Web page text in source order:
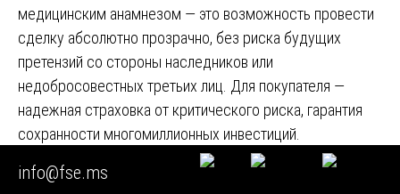
медицинским анамнезом — это возможность провести
сделку абсолютно прозрачно, без риска будущих
претензий со стороны наследников или
недобросовестных третьих лиц. Для покупателя —
надежная страховка от критического риска, гарантия
сохранности многомиллионных инвестиций.
Выбирая АНО «Центр медицинских экспертиз», вы
info@fse.ms